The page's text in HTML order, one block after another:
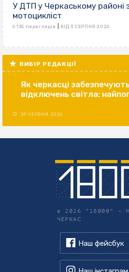
У ДТП у Черкаському районі
мотоцикліст
6 135 переглядів ВІД 3 СЕРПНЯ 2026
ВИБІР РЕДАКЦІЇ
Як черкасці
відключень світла:
29 ЧЕРВНЯ 2026
© 2026 "18000" –
ЧЕРКАС
Наш фейсбук